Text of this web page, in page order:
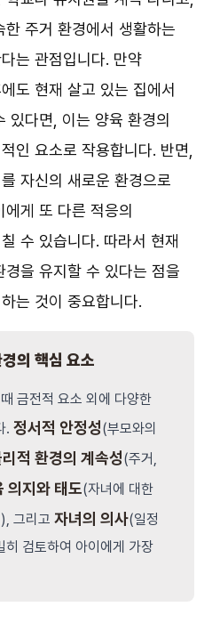
주거 환경에서 생활하는
는 관점입니다. 만약
도 현재 살고 있는 집에서
있다면, 이는 양육 환경의
인 요소로 작용합니다. 반면,
자신의 새로운 환경으로
게 또 다른 적응의
수 있습니다. 따라서 현재
을 유지할 수 있다는 점을
는 것이 중요합니다.
의 핵심 요소
금전적 요소 외에 다양한
. 정서적 안정성(부모와의
적 환경의 계속성(주거,
의지와 태도(자녀에 대한
그리고 자녀의 의사(일정
검토하여 아이에게 가장